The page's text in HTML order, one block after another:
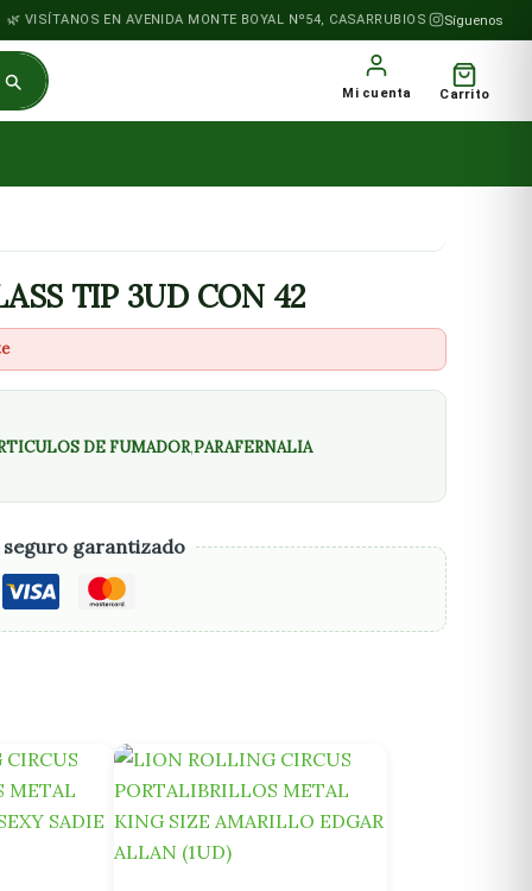
VISÍTANOS EN AVENIDA MONTE BOYAL Nº54, CASARRUBIOS DEL MONTE
Síguenos
Mi cuenta Carrito
TIP 3UD CON 42
DE FUMADOR,PARAFERNALIA
seguro garantizado